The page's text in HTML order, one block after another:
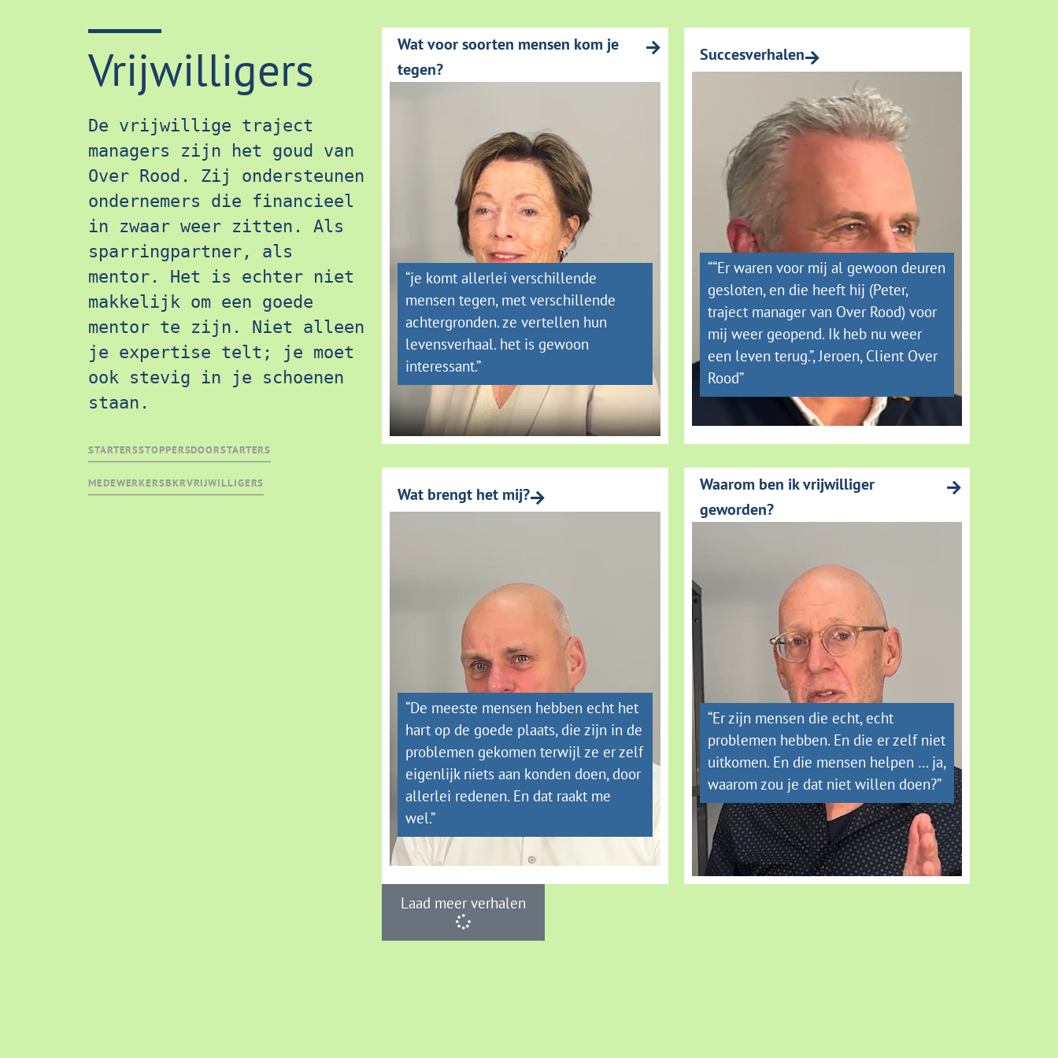
Vrijwilligers
De vrijwillige traject
managers zijn het goud van
Over Rood. Zij ondersteunen
ondernemers die financieel
in zwaar weer zitten. Als
sparringpartner, als
mentor. Het is echter niet
makkelijk om een goede
mentor te zijn. Niet alleen
je expertise telt; je moet
ook stevig in je schoenen
staan.
STARTERSSTOPPERSDOORSTARTERS
MEDEWERKERSBKRVRIJWILLIGERS
Wat voor soorten mensen kom je
tegen?
“je komt allerlei verschillende
mensen tegen, met verschillende
achtergronden. ze vertellen hun
levensverhaal. het is gewoon
interessant.”
Succesverhalen
““Er waren voor mij al gewoon deuren
gesloten, en die heeft hij (Peter,
traject manager van Over Rood) voor
mij weer geopend. Ik heb nu weer
een leven terug.”, Jeroen, Client Over
Rood”
Wat brengt het mij?
“De meeste mensen hebben echt het
hart op de goede plaats, die zijn in de
problemen gekomen terwijl ze er zelf
eigenlijk niets aan konden doen, door
allerlei redenen. En dat raakt me
wel.”
Waarom ben ik vrijwilliger
geworden?
“Er zijn mensen die echt, echt
problemen hebben. En die er zelf niet
uitkomen. En die mensen helpen … ja,
waarom zou je dat niet willen doen?”
Laad meer verhalen